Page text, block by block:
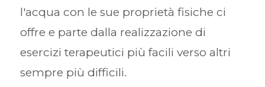
l'acqua con le sue proprietà fisiche ci
offre e parte dalla realizzazione di
esercizi terapeutici più facili verso altri
sempre più difficili.